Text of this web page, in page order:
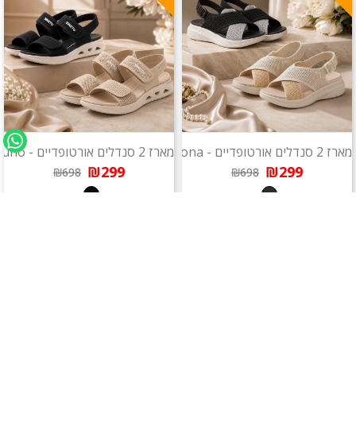
מארז 2 סנדלים אורטופדיים - Verona
₪299
₪698
מארז 2 סנדלים אורטופדיים - Belluno
₪299
₪698